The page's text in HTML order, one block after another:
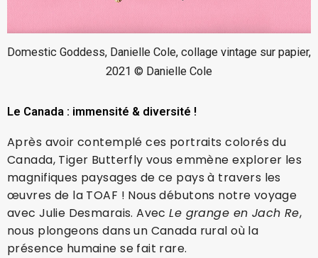
Domestic Goddess, Danielle Cole, collage vintage sur papier,
2021 © Danielle Cole
Le Canada : immensité & diversité !
Après avoir contemplé ces portraits colorés du
Canada, Tiger Butterfly vous emmène explorer les
magnifiques paysages de ce pays à travers les
œuvres de la TOAF ! Nous débutons notre voyage
avec Julie Desmarais. AvecLe grange en Jach Re,
nous plongeons dans un Canada rural où la
présence humaine se fait rare.